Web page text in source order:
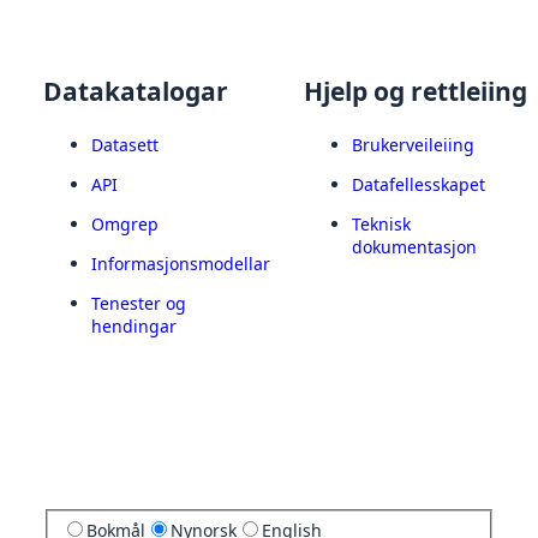
Datakatalogar
Datasett
API
Omgrep
Informasjonsmodellar
Tenester og
hendingar
Hjelp og rettleiing
Brukerveileiing
Datafellesskapet
Teknisk
dokumentasjon
Bokmål Nynorsk English